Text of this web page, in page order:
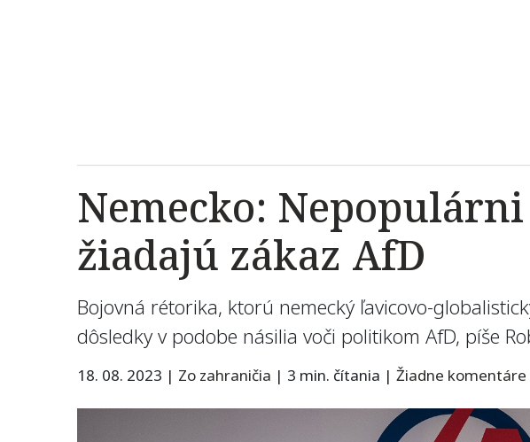
Nemecko:
žiadajú zákaz AfD
Bojovná rétorika, ktorú nemecký ľavicovo-
dôsledky v podobe násilia voči politikom AfD, píše
18. 08. 2023 | Zo zahraničia | 3 min. čítania | Žiadne komentáre